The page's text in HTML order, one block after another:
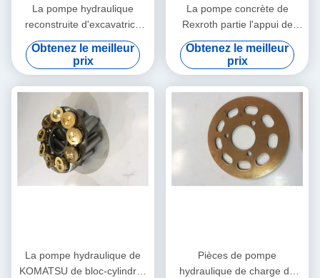
La pompe hydraulique
reconstruite d'excavatrice
partie le modèle multi de
PV90R075 PV90RK42
PV90L42
Obtenez le meilleur
prix
La pompe concrète de
Rexroth partie l'appui de
machines de construction de
PV90R030 PV90R042
Obtenez le meilleur
prix
La pompe hydraulique de
KOMATSU de bloc-cylindres
Pièces de pompe
hydraulique de charge du